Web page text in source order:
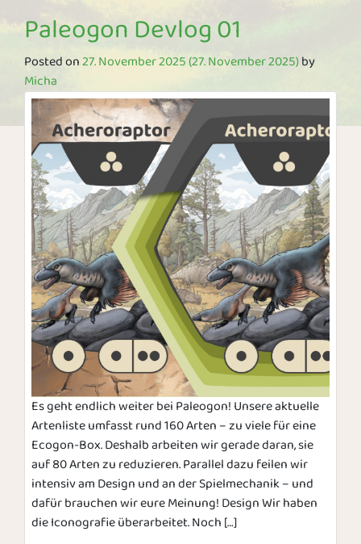
Paleogon Devlog 01
Posted on27. November 2025(27. November 2025)by
Micha
Es geht endlich weiter bei Paleogon! Unsere aktuelle
Artenliste umfasst rund 160 Arten – zu viele für eine
Ecogon-Box. Deshalb arbeiten wir gerade daran, sie
auf 80 Arten zu reduzieren. Parallel dazu feilen wir
intensiv am Design und an der Spielmechanik – und
dafür brauchen wir eure Meinung! Design Wir haben
die Iconografie überarbeitet. Noch […]